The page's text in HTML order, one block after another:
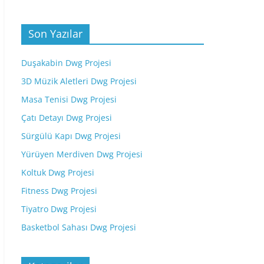
Son Yazılar
Duşakabin Dwg Projesi
3D Müzik Aletleri Dwg Projesi
Masa Tenisi Dwg Projesi
Çatı Detayı Dwg Projesi
Sürgülü Kapı Dwg Projesi
Yürüyen Merdiven Dwg Projesi
Koltuk Dwg Projesi
Fitness Dwg Projesi
Tiyatro Dwg Projesi
Basketbol Sahası Dwg Projesi